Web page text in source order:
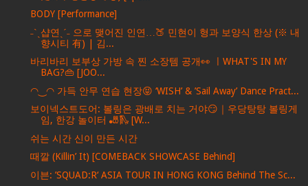
BODY [Performance]
˗ˋˏ샵연ˎˊ˗ 으로 맺어진 인연…🍑 민현이 형과 보양식 한상 (※ 내
향시티 有) | 김...
바리바리 보부상 가방 속 찐 소장템 공개👀 ㅣWHAT'S IN MY
BAG?👜 [JOO...
◠‿◠ 가득 안무 연습 현장😝 ‘WISH’ & ’Sail Away’ Dance Pract...
보이넥스트도어: 볼링은 광배로 치는 거야😏｜우당탕탕 볼링게
임, 한강 놀이터 🎳🛝 [W...
쉬는 시간 신이 만든 시간
때깔 (Killin’ It) [COMEBACK SHOWCASE Behind]
이븐: ’SQUAD:R‘ ASIA TOUR IN HONG KONG Behind The Sc...